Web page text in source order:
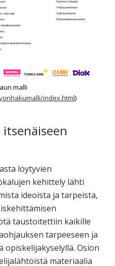
malli
index.html)
löytyvien
kehittely lähti
ideoista ja tarpeista,
taustoitettiin kaikille
tarpeeseen ja
Osion
materiaalia